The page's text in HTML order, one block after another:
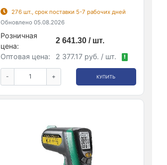
276 шт., срок поставки 5-7 рабочих дней
Обновлено 05.08.2026
Розничная
цена:
2 641.30 / шт.
Оптовая цена:
2 377.17 руб. / шт. !
- + КУПИТЬ